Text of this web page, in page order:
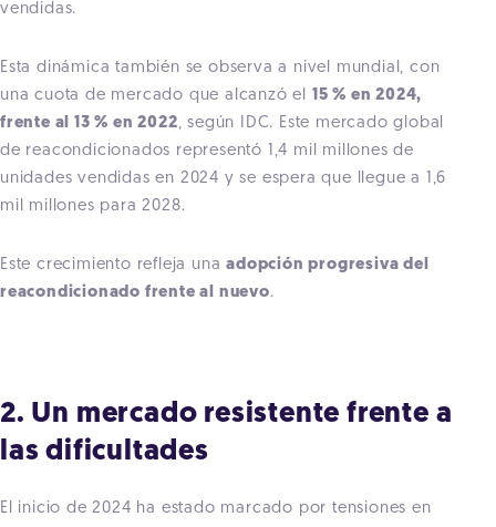
vendidas.
Esta dinámica también se observa a nivel mundial, con
una cuota de mercado que alcanzó el 15 % en 2024,
frente al 13 % en 2022, según IDC. Este mercado global
de reacondicionados representó 1,4 mil millones de
unidades vendidas en 2024 y se espera que llegue a 1,6
mil millones para 2028.
Este crecimiento refleja unaadopción progresiva del
reacondicionado frente al nuevo.
2. Un mercado resistente frente a
las dificultades
El inicio de 2024 ha estado marcado por tensiones en